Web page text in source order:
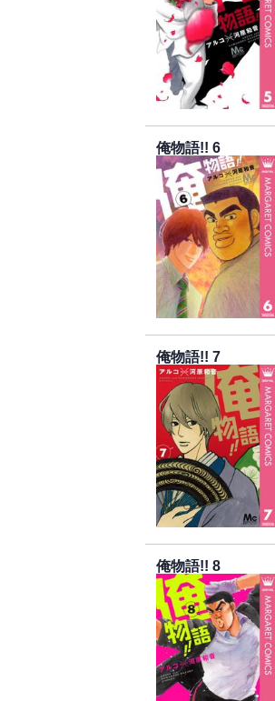
俺物語!! 6
俺物語!! 7
俺物語!! 8